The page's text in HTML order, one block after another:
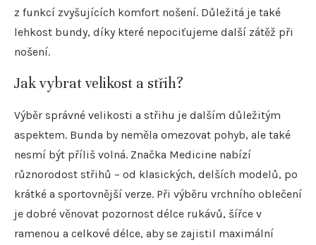
z funkcí zvyšujících komfort nošení. Důležitá je také
lehkost bundy, díky které nepociťujeme další zátěž při
nošení.
Jak vybrat velikost a střih?
Výběr správné velikosti a střihu je dalším důležitým
aspektem. Bunda by neměla omezovat pohyb, ale také
nesmí být příliš volná. Značka Medicine nabízí
různorodost střihů – od klasických, delších modelů, po
krátké a sportovnější verze. Při výběru vrchního oblečení
je dobré věnovat pozornost délce rukávů, šířce v
ramenou a celkové délce, aby se zajistil maximální